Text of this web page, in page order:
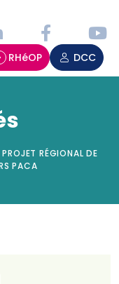
RHéOP DCC
RÉGIONAL DE
PACA